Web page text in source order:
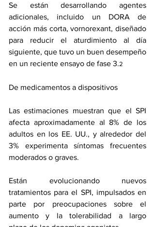
Se están desarrollando agentes
adicionales, incluido un DORA de
acción más corta, vornorexant, diseñado
para reducir el aturdimiento al día
siguiente, que tuvo un buen desempeño
en un reciente ensayo de fase 3.2
De medicamentos a dispositivos
Las estimaciones muestran que el SPI
afecta aproximadamente al 8% de los
adultos en los EE. UU., y alrededor del
3% experimenta síntomas frecuentes
moderados o graves.
Están evolucionando nuevos
tratamientos para el SPI, impulsados en
parte por preocupaciones sobre el
aumento y la tolerabilidad a largo